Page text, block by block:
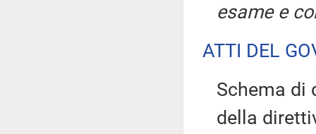
esame e
ATTI DEL
Schema di
della